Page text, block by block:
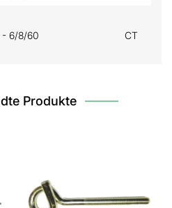
- 6/8/60
CT
Produkte